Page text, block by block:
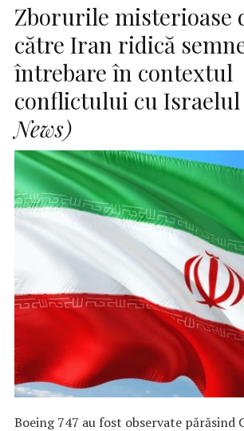
Zborurile misterioase
către Iran ridică
întrebare în contextul
conflictului cu Israelul
News)
Boeing 747 au fost observate părăsind